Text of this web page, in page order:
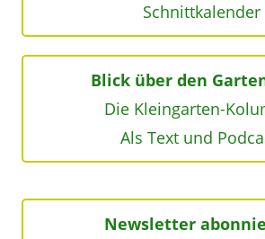
Schnittkalender
Blick über den
Die Kleingarten-
Als Text und
Newsletter